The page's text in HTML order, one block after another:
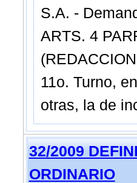
S.A. -
ARTS. 4
11o. Turno,
otras, la de
32/2009
ORDINARIO